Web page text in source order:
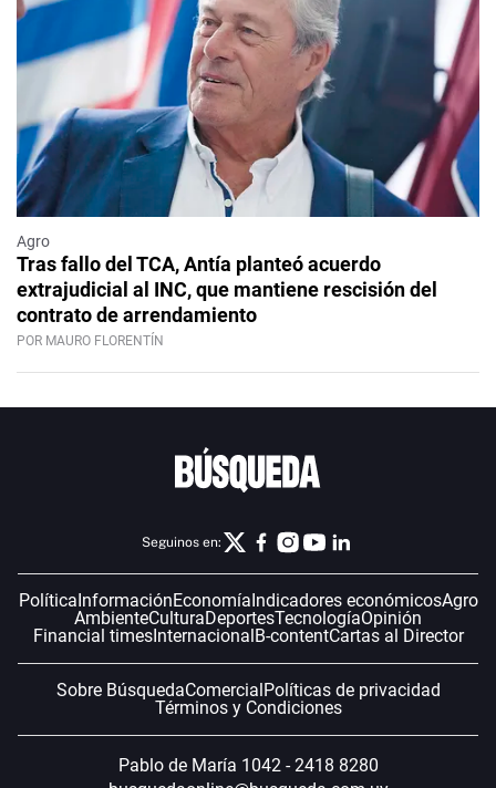
Agro
Tras fallo del TCA, Antía planteó acuerdo
extrajudicial al INC, que mantiene rescisión del
contrato de arrendamiento
POR MAURO FLORENTÍN
Seguinos en:
PolíticaInformaciónEconomíaIndicadores económicosAgro
AmbienteCulturaDeportesTecnologíaOpinión
Financial timesInternacionalB-contentCartas al Director
Sobre BúsquedaComercialPolíticas de privacidad
Términos y Condiciones
Pablo de María 1042 - 2418 8280